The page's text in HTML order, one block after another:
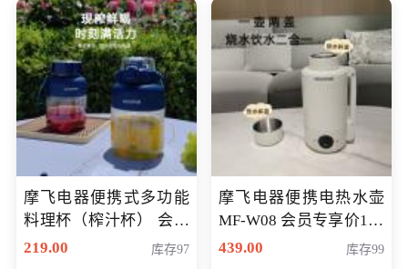
摩飞电器便携式多功能
料理杯（榨汁杯） 会员
专享价118元
219.00 库存97
摩飞电器便携电热水壶
MF-W08 会员专享价198
元
439.00 库存99